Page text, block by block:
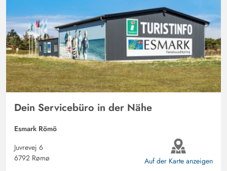
Dein Servicebüro in der Nähe
Esmark Römö
Juvrevej 6
6792 Rømø
Auf der Karte anzeigen